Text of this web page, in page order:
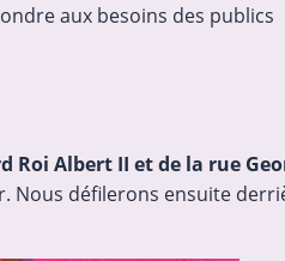
aux besoins des publics
Roi Albert II et de la rue
Nous défilerons ensuite